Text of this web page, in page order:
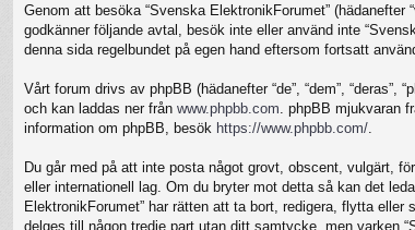
ar
Genom att besöka “Svenska ElektronikForumet” (hädanefter
godkänner följande avtal, besök inte eller använd inte
denna sida regelbundet på egen hand eftersom fortsatt
Vårt forum drivs av phpBB (hädanefter “de”, “dem”, “deras”,
och kan laddas ner från www.phpbb.com . phpBB mjukvaran
information om phpBB, besök https://www.phpbb.com/
Du går med på att inte posta något grovt, obscent, vulgärt,
eller internationell lag. Om du bryter mot detta så kan det
ElektronikForumet” har rätten att ta bort, redigera, flytta
delges till någon tredje part utan ditt samtycke, men varken